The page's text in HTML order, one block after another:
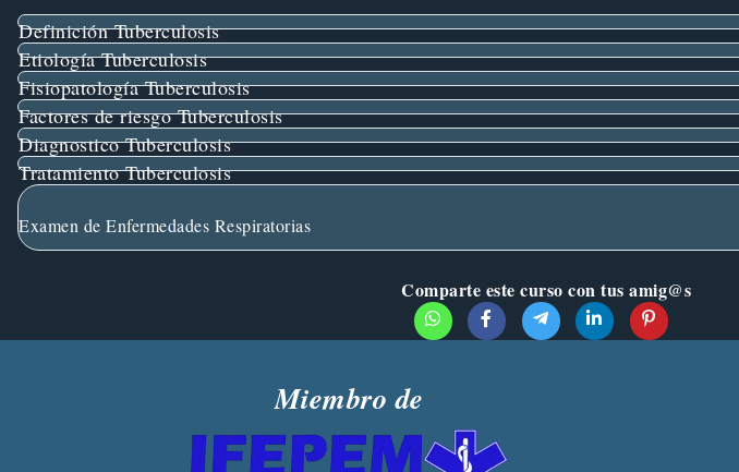
Definición Tuberculosis
Etiología Tuberculosis
Fisiopatología Tuberculosis
Factores de riesgo Tuberculosis
Diagnostico Tuberculosis
Tratamiento Tuberculosis
Examen de Enfermedades Respiratorias
Comparte este curso con tus amig@s
Miembro de